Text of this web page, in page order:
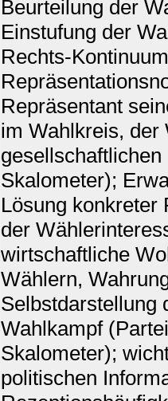
Beurteilung der
Einstufung der
Rechts-
Repräsentant
im Wahlkreis, der
Skalometer);
Lösung konkreter
der
wirtschaftliche
Wählern,
Selbstdarstellung
Wahlkampf
Skalometer);
politischen